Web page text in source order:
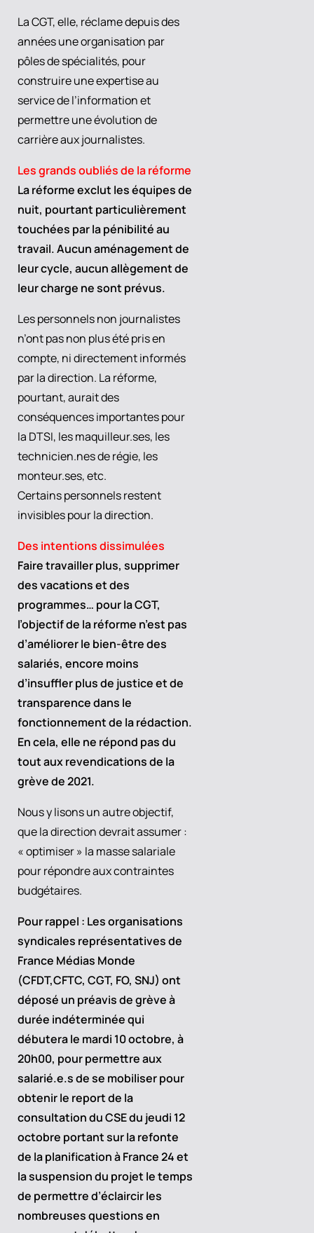
La CGT, elle, réclame depuis des
années une organisation par
pôles de spécialités, pour
construire une expertise au
service de l’information et
permettre une évolution de
carrière aux journalistes.
Les grands oubliés de la réforme
La réforme exclut les équipes de
nuit, pourtant particulièrement
touchées par la pénibilité au
travail. Aucun aménagement de
leur cycle, aucun allègement de
leur charge ne sont prévus.
Les personnels non journalistes
n’ont pas non plus été pris en
compte, ni directement informés
par la direction. La réforme,
pourtant, aurait des
conséquences importantes pour
la DTSI, les maquilleur.ses, les
technicien.nes de régie, les
monteur.ses, etc.
Certains personnels restent
invisibles pour la direction.
Des intentions dissimulées
Faire travailler plus, supprimer
des vacations et des
programmes… pour la CGT,
l’objectif de la réforme n’est pas
d’améliorer le bien-être des
salariés, encore moins
d’insuffler plus de justice et de
transparence dans le
fonctionnement de la rédaction.
En cela, elle ne répond pas du
tout auxrevendications de la
grève de 2021.
Nous y lisons un autre objectif,
que la direction devrait assumer :
« optimiser » la masse salariale
pour répondre aux contraintes
budgétaires.
Pour rappel : Les organisations
syndicales représentatives de
France Médias Monde
(CFDT,CFTC, CGT, FO, SNJ) ont
déposé un préavis de grève à
durée indéterminée qui
débutera le mardi 10 octobre, à
20h00, pour permettre aux
salarié.e.s de se mobiliser pour
obtenir le report de la
consultation du CSE du jeudi 12
octobre portant sur la refonte
de la planification à France 24 et
la suspension du projet le temps
de permettre d’éclaircir les
nombreuses questions en